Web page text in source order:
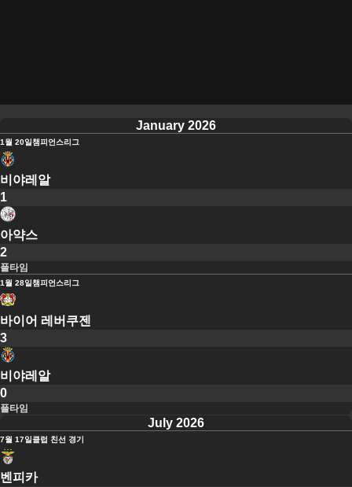
January 2026
1월 20일챔피언스리그
비야레알
1
아약스
2
풀타임
1월 28일챔피언스리그
바이어 레버쿠젠
3
비야레알
0
풀타임
July 2026
7월 17일클럽 친선 경기
벤피카